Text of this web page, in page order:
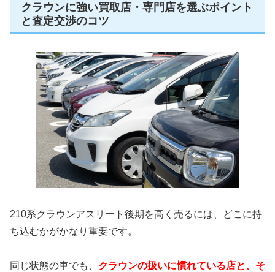
クラウンに強い買取店・専門店を選ぶポイント
と査定交渉のコツ
210系クラウンアスリート後期を高く売るには、どこに持
ち込むかがかなり重要です。
同じ状態の車でも、 クラウンの扱いに慣れている店と、そ